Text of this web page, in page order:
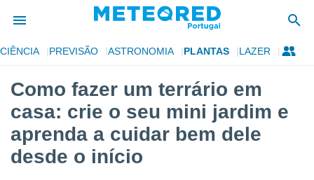
foi
para
as
fornecidas
CIÊNCIA PREVISÃO ASTRONOMIA PLANTAS LAZER
Como fazer um terrário em
casa: crie o seu mini jardim e
aprenda a cuidar bem dele
desde o início